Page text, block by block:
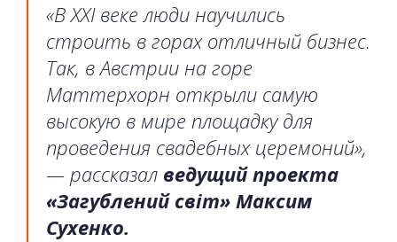
«В XXI веке люди научились
строить в горах отличный бизнес.
Так, в Австрии на горе
Маттерхорн открыли самую
высокую в мире площадку для
проведения свадебных церемоний»,
— рассказал ведущий проекта
«Загублений світ» Максим
Сухенко.